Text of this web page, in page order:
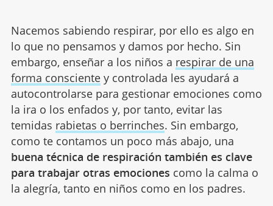
Nacemos sabiendo respirar, por ello es algo en
lo que no pensamos y damos por hecho. Sin
embargo, enseñar a los niños a respirar de una
forma conscientey controlada les ayudará a
autocontrolarse para gestionar emociones como
la ira o los enfados y, por tanto, evitar las
temidas rabietas o berrinches. Sin embargo,
como te contamos un poco más abajo, una
buena técnica de respiración también es clave
para trabajar otras emociones como la calma o
la alegría, tanto en niños como en los padres.